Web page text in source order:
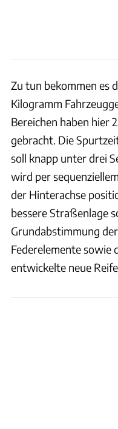
Zu tun bekommen es
Kilogramm
Bereichen haben hier
gebracht. Die
soll knapp unter drei
wird per
der Hinterachse
bessere Straßenlage
Grundabstimmung
Federelemente sowie
entwickelte neue